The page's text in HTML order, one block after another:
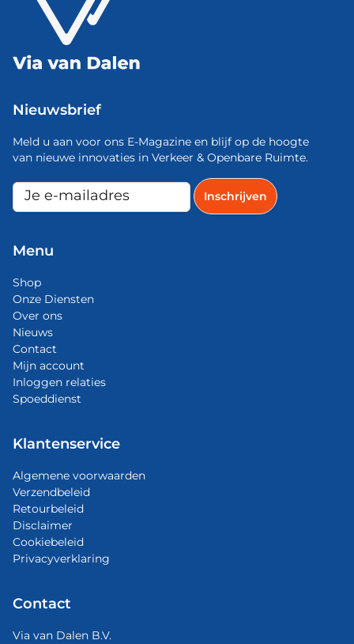
Nieuwsbrief
Meld u aan voor ons E-Magazine en blijf op de hoogte
van nieuwe innovaties in Verkeer & Openbare Ruimte.
Menu
Shop
Onze Diensten
Over ons
Nieuws
Contact
Mijn account
Inloggen relaties
Spoeddienst
Klantenservice
Algemene voorwaarden
Verzendbeleid
Retourbeleid
Disclaimer
Cookiebeleid
Privacyverklaring
Contact
Via van Dalen B.V.